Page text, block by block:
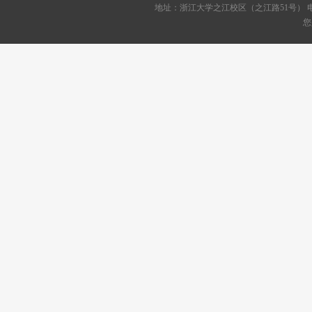
地址：浙江大学之江校区（之江路51号）